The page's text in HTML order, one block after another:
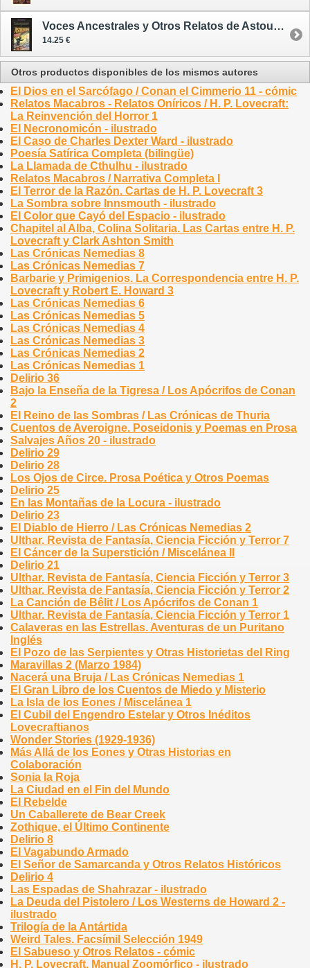
Voces Ancestrales y Otros Relatos de Astounding Stories
14.25 €
Otros productos disponibles de los mismos autores
El Dios en el Sarcófago / Conan el Cimmerio 11 - cómic
Relatos Macabros - Relatos Oníricos / H. P. Lovecraft:
La Reinvención del Horror 1
El Necronomicón - ilustrado
El Caso de Charles Dexter Ward - ilustrado
Poesía Satírica Completa (bilingüe)
La Llamada de Cthulhu - ilustrado
Relatos Macabros / Narrativa Completa I
El Terror de la Razón. Cartas de H. P. Lovecraft 3
La Sombra sobre Innsmouth - ilustrado
El Color que Cayó del Espacio - ilustrado
Chapitel al Alba, Colina Solitaria. Las Cartas entre H. P.
Lovecraft y Clark Ashton Smith
Las Crónicas Nemedias 8
Las Crónicas Nemedias 7
Barbarie y Primigenios. La Correspondencia entre H. P.
Lovecraft y Robert E. Howard 3
Las Crónicas Nemedias 6
Las Crónicas Nemedias 5
Las Crónicas Nemedias 4
Las Crónicas Nemedias 3
Las Crónicas Nemedias 2
Las Crónicas Nemedias 1
Delirio 36
Bajo la Enseña de la Tigresa / Los Apócrifos de Conan
2
El Reino de las Sombras / Las Crónicas de Thuria
Cuentos de Averoigne. Poseidonis y Poemas en Prosa
Salvajes Años 20 - ilustrado
Delirio 29
Delirio 28
Los Ojos de Circe. Prosa Poética y Otros Poemas
Delirio 25
En las Montañas de la Locura - ilustrado
Delirio 23
El Diablo de Hierro / Las Crónicas Nemedias 2
Ulthar. Revista de Fantasía, Ciencia Ficción y Terror 7
El Cáncer de la Superstición / Miscelánea II
Delirio 21
Ulthar. Revista de Fantasía, Ciencia Ficción y Terror 3
Ulthar. Revista de Fantasía, Ciencia Ficción y Terror 2
La Canción de Bêlit / Los Apócrifos de Conan 1
Ulthar. Revista de Fantasía, Ciencia Ficción y Terror 1
Calaveras en las Estrellas. Aventuras de un Puritano
Inglés
El Pozo de las Serpientes y Otras Historietas del Ring
Maravillas 2 (Marzo 1984)
Nacerá una Bruja / Las Crónicas Nemedias 1
El Gran Libro de los Cuentos de Miedo y Misterio
La Isla de los Eones / Miscelánea 1
El Cubil del Engendro Estelar y Otros Inéditos
Lovecraftianos
Wonder Stories (1929-1936)
Más Allá de los Eones y Otras Historias en
Colaboración
Sonia la Roja
La Ciudad en el Fin del Mundo
El Rebelde
Un Caballerete de Bear Creek
Zothique, el Último Continente
Delirio 8
El Vagabundo Armado
El Señor de Samarcanda y Otros Relatos Históricos
Delirio 4
Las Espadas de Shahrazar - ilustrado
La Deuda del Pistolero / Los Westerns de Howard 2 -
ilustrado
Trilogía de la Antártida
Weird Tales. Facsímil Selección 1949
El Sabueso y Otros Relatos - cómic
H. P. Lovecraft. Manual Zoomórfico - ilustrado